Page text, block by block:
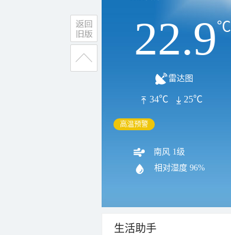
22.9℃
雷达图
34℃ 25℃
高温预警
南风 1级
相对湿度 96%
生活助手